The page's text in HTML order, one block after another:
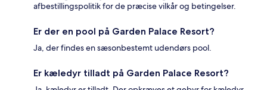
afbestillingspolitik for de præcise vilkår og betingelser.
Er der en pool på Garden Palace Resort?
Ja, der findes en sæsonbestemt udendørs pool.
Er kæledyr tilladt på Garden Palace Resort?